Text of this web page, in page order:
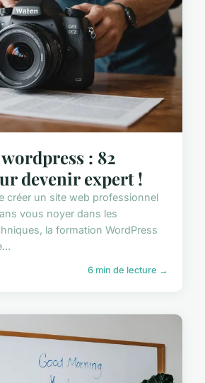
: 82
devenir expert !
créer un site web professionnel
vous noyer dans les
la formation WordPress
6 min de lecture →